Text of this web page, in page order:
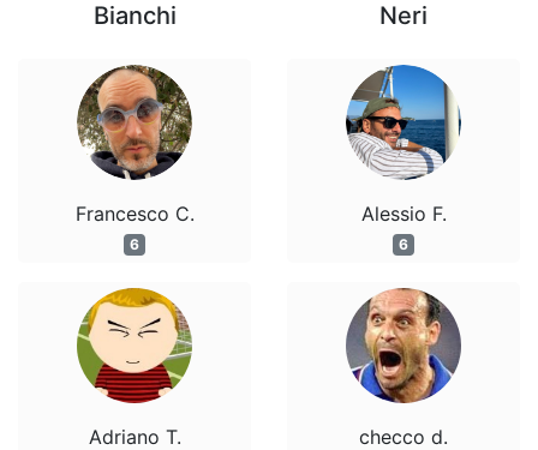
Bianchi
Francesco C.
6
Adriano T.
Neri
Alessio F.
6
checco d.